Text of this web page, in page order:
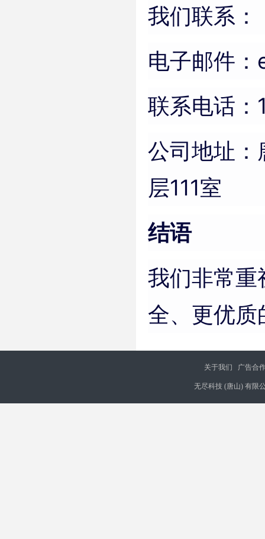
我们联系：
电子邮件
联系电话
公司地址
层111室
结语
我们非常重
全、更优
关于我们 广告合
无尽科技 (唐山) 有限